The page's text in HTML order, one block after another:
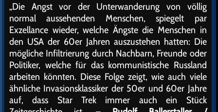
„Die Angst vor der Unterwanderung von völlig
normal aussehenden Menschen, spiegelt par
Exzellance wieder, welche Ängste die Menschen in
den USA der 60er Jahren auszustehen hatten: Die
mögliche Infiltrierung durch Nachbarn, Freunde oder
Politiker, welche für das kommunistische Russland
arbeiten könnten. Diese Folge zeigt, wie auch viele
ähnliche Invasionsklassiker der 50er und 60er Jahre
auf, dass Star Trek immer auch ein Stück